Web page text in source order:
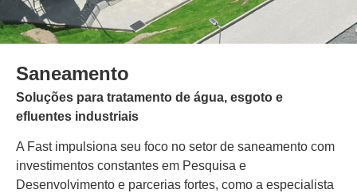
Saneamento
Soluções para tratamento de água, esgoto e
efluentes industriais
A Fast impulsiona seu foco no setor de saneamento com
investimentos constantes em Pesquisa e
Desenvolvimento e parcerias fortes, como a especialista